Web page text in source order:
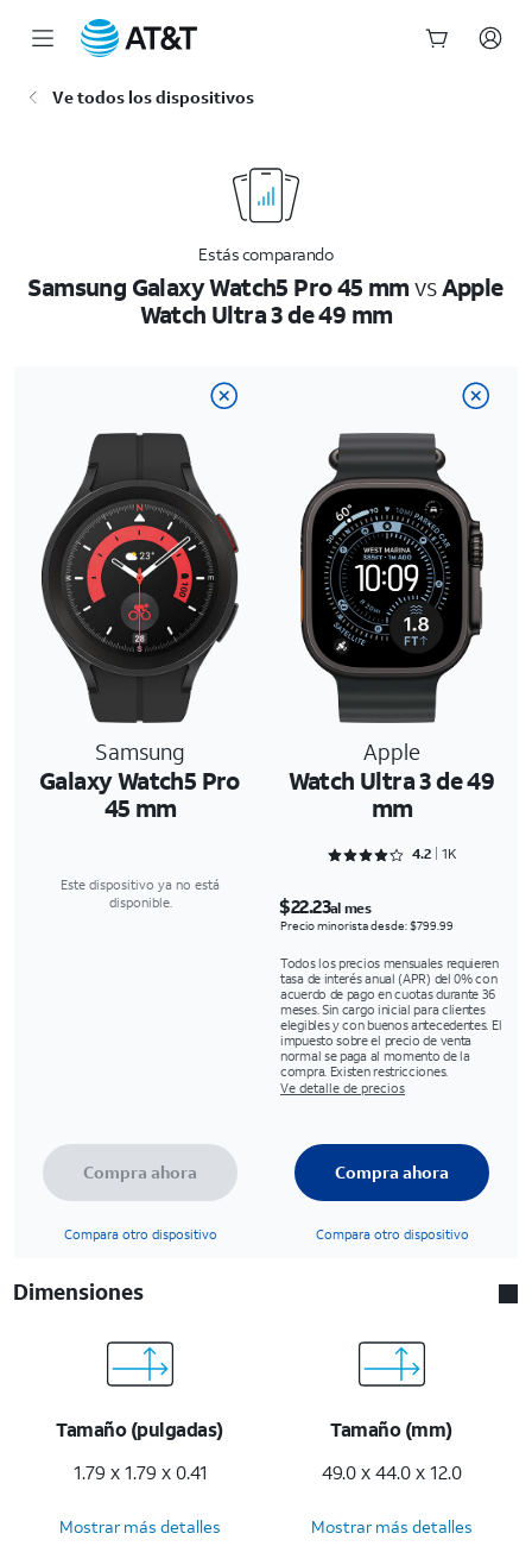
Ve todos los dispositivos
Estás comparando
Samsung Galaxy Watch5 Pro 45 mmvsApple
Watch Ultra 3 de 49 mm
Samsung
Galaxy Watch5 Pro
45 mm
Apple
Watch Ultra 3 de 49
mm
Rated 4.2972 out of 5
4.2 1K
Este dispositivo ya no está
disponible.
$22.23al mes
Precio minorista desde: $799.99
Todos los precios mensuales requieren
tasa de interés anual (APR) del 0% con
acuerdo de pago en cuotas durante 36
meses. Sin cargo inicial para clientes
elegibles y con buenos antecedentes. El
impuesto sobre el precio de venta
normal se paga al momento de la
compra. Existen restricciones.
Ve detalle de precios
Compra ahora
Compara otro dispositivo
Compra ahora
Compara otro dispositivo
Dimensiones
Tamaño (pulgadas)
1.79 x 1.79 x 0.41
Tamaño (mm)
49.0 x 44.0 x 12.0
Mostrar más detalles Mostrar más detalles